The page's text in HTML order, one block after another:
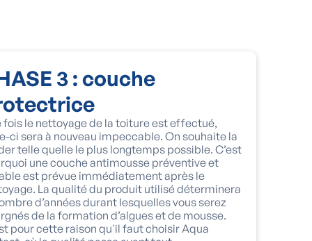
3 : couche
fois le nettoyage de la toiture est effectué,
ci sera à nouveau impeccable. On souhaite la
telle quelle le plus longtemps possible. C’est
une couche antimousse préventive et
est prévue immédiatement après le
La qualité du produit utilisé déterminera
d’années durant lesquelles vous serez
de la formation d’algues et de mousse.
pour cette raison qu'il faut choisir Aqua